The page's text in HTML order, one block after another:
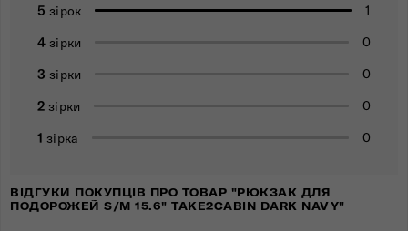
5 зірок 1
4 зірки 0
3 зірки 0
2 зірки 0
1 зірка 0
ВІДГУКИ ПОКУПЦІВ ПРО ТОВАР "РЮКЗАК ДЛЯ
ПОДОРОЖЕЙ S/M 15.6" TAKE2CABIN DARK NAVY"